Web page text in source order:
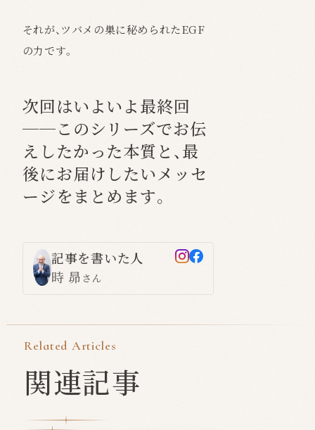
それが、ツバメの巣に秘められたEGF
の力です。
次回はいよいよ最終回
──このシリーズでお伝
えしたかった本質と、最
後にお届けしたいメッセ
ージをまとめます。
記事を書いた人
時 昴 さん
Related Articles
関連記事